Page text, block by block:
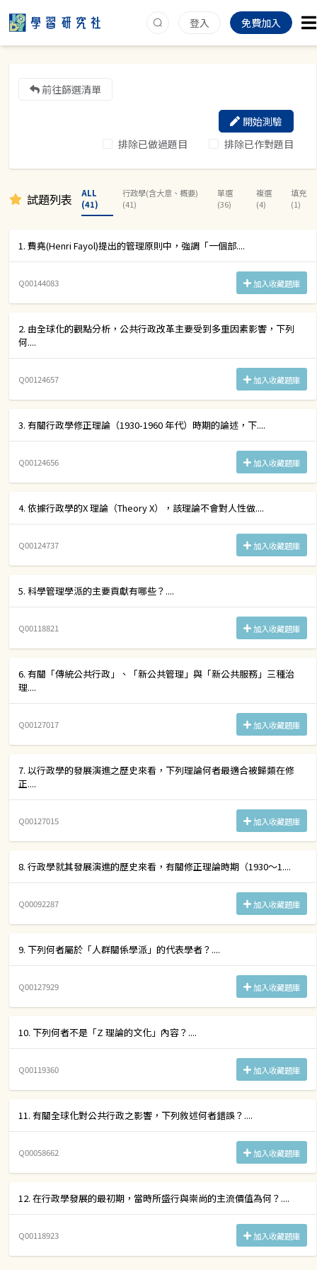
登入 免費加入
前往篩選清單
排除已做過題目 排除已作對題目
開始測驗
試題列表
ALL
(41)
行政學(含大意、概要)
(41)
單選
(36)
複選
(4)
填充
(1)
1. 費堯(Henri Fayol)提出的管理原則中，強調「一個部....
Q00144083 加入收藏題庫
2. 由全球化的觀點分析，公共行政改革主要受到多重因素影響，下列
何....
Q00124657 加入收藏題庫
3. 有關行政學修正理論（1930-1960 年代）時期的論述，下....
Q00124656 加入收藏題庫
4. 依據行政學的X 理論（Theory X），該理論不會對人性做....
Q00124737 加入收藏題庫
5. 科學管理學派的主要貢獻有哪些？....
Q00118821 加入收藏題庫
6. 有關「傳統公共行政」、「新公共管理」與「新公共服務」三種治
理....
Q00127017 加入收藏題庫
7. 以行政學的發展演進之歷史來看，下列理論何者最適合被歸類在修
正....
Q00127015 加入收藏題庫
8. 行政學就其發展演進的歷史來看，有關修正理論時期（1930～1....
Q00092287 加入收藏題庫
9. 下列何者屬於「人群關係學派」的代表學者？....
Q00127929 加入收藏題庫
10. 下列何者不是「Z 理論的文化」內容？....
Q00119360 加入收藏題庫
11. 有關全球化對公共行政之影響，下列敘述何者錯誤？....
Q00058662 加入收藏題庫
12. 在行政學發展的最初期，當時所盛行與崇尚的主流價值為何？....
Q00118923 加入收藏題庫